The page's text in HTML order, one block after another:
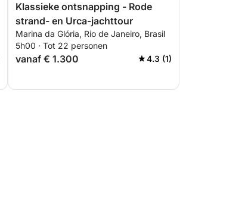
Klassieke ontsnapping - Rode
strand- en Urca-jachttour
Marina da Glória, Rio de Janeiro, Brasil
5h00 · Tot 22 personen
vanaf € 1.300 4.3 (1)